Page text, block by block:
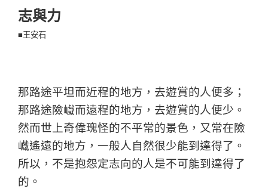
志與力
■王安石
那路途平坦而近程的地方，去遊賞的人便多；
那路途險巇而遠程的地方，去遊賞的人便少。
然而世上奇偉瑰怪的不平常的景色，又常在險
巇遙遠的地方，一般人自然很少能到達得了。
所以，不是抱怨定志向的人是不可能到達得了
的。